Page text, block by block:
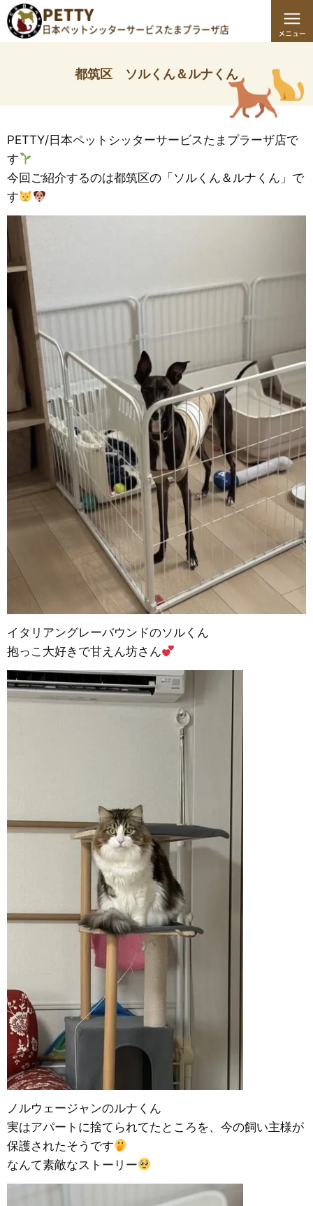
都筑区 ソルくん＆ルナくん
PETTY/日本ペットシッターサービスたまプラーザ店で
す
今回ご紹介するのは都筑区の「ソルくん＆ルナくん」で
す
イタリアングレーバウンドのソルくん
抱っこ大好きで甘えん坊さん
ノルウェージャンのルナくん
実はアパートに捨てられてたところを、今の飼い主様が
保護されたそうです
なんて素敵なストーリー